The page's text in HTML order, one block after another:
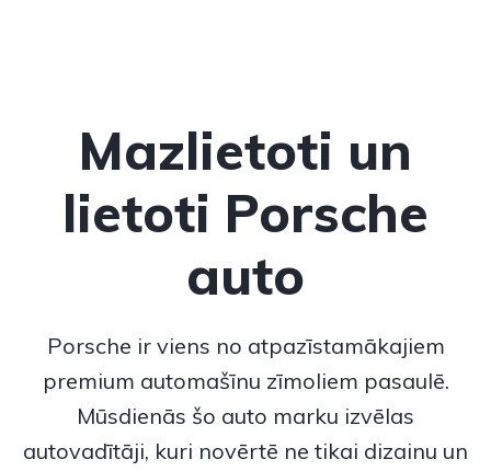
Mazlietoti un
lietoti Porsche
auto
Porsche ir viens no atpazīstamākajiem
premium automašīnu zīmoliem pasaulē.
Mūsdienās šo auto marku izvēlas
autovadītāji, kuri novērtē ne tikai dizainu un